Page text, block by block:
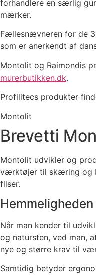
forhandlere en særlig
mærker.
Fællesnævneren for de
som er anerkendt af
Montolit og Raimondis
murerbutikken.dk.
Profilitecs produkter
Montolit
Brevetti
Montolit udvikler og
værktøjer til skæring og
fliser.
Når man kender til
og natursten, ved man,
nye og større krav til
Samtidig betyder